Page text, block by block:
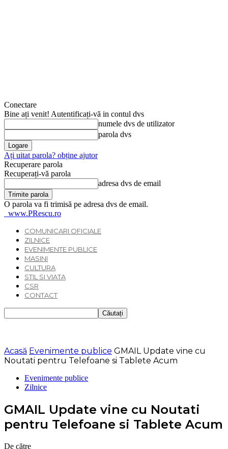
Conectare
Bine ați venit! Autentificați-vă in contul dvs
numele dvs de utilizator
parola dvs
Ați uitat parola? obține ajutor
Recuperare parola
Recuperați-vă parola
adresa dvs de email
O parola va fi trimisă pe adresa dvs de email.
www.PRescu.ro
COMUNICARI OFICIALE
ZILNICE
EVENIMENTE PUBLICE
MASINI
CULTURA
STIL SI VIATA
CSR
CONTACT
Acasă Evenimente publice GMAIL Update vine cu
Noutati pentru Telefoane si Tablete Acum
Evenimente publice
Zilnice
GMAIL Update vine cu Noutati
pentru Telefoane si Tablete Acum
De către